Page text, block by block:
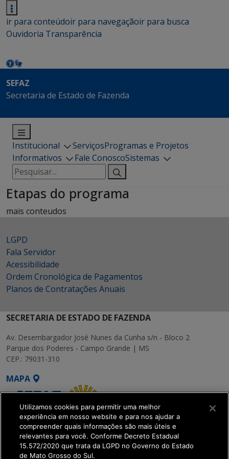
ir para conteúdoir para navegaçãoir para busca
Ouvidoria Transparência
SEFAZ
Secretaria de Estado de Fazenda
Institucional ServiçosProgramas e Projetos
Informativos
Fale ConoscoSistemas
Pesquisar
por:
Etapas do programa
mais conteudos
LGPD
Fala Servidor
Acessibilidade
Ordem Cronológica de Pagamentos
Planos de Contratações Anuais
SECRETARIA DE ESTADO DE FAZENDA
Av. Desembargador José Nunes da Cunha s/n - Bloco 2
Parque dos Poderes - Campo Grande | MS
CEP.: 79031-310
MAPA
SETDIG | Secretaria-
Utilizamos cookies para permitir uma melhor
experiência em nosso website e para nos ajudar a
compreender quais informações são mais úteis e
relevantes para você. Conforme Decreto Estadual
15.572/2020 que trata da LGPD no Governo do Estado
de Mato Grosso do Sul.